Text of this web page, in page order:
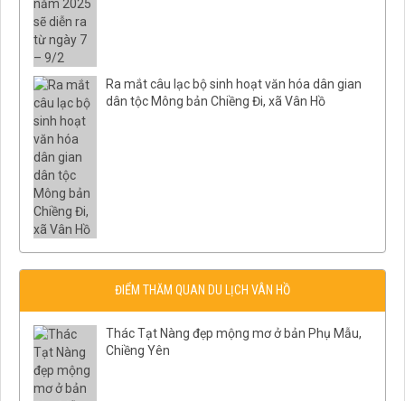
Ra mắt câu lạc bộ sinh hoạt văn hóa dân gian
dân tộc Mông bản Chiềng Đi, xã Vân Hồ
ĐIỂM THĂM QUAN DU LỊCH VÂN HỒ
Thác Tạt Nàng đẹp mộng mơ ở bản Phụ Mẫu,
Chiềng Yên